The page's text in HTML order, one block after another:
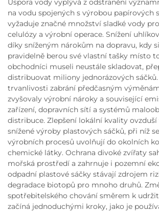
Úspora vody vyplývá z odstranění
na vodu spojených s výrobou papírových
vyžaduje značné množství sladké vody
celulózy a výrobní operace. Snížení
díky sníženým nárokům na dopravu, kdy
pravidelně berou své vlastní tašky místo
obchodníci museli neustále skladovat,
distribuovat miliony jednorázových
trvanlivosti zabrání předčasným
zvyšovaly výrobní nároky a související
zařízení, dopravních sítí a systémů
distribuce. Zlepšení lokální kvality ovzduší
snížené výroby plastových sáčků, při níž
výrobních procesů uvolňují do okolních
chemické látky. Ochrana divoké zvířaty
mořská prostředí a zahrnuje i pozemní
odpadní plastové sáčky stávají zdrojem
degradace biotopů pro mnoho druhů.
spotřebitelského chování směrem k
začíná jednoduchými kroky, jako je